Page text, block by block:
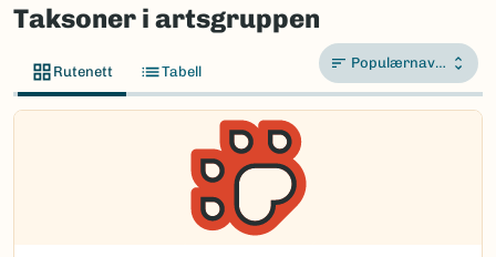
Taksoner i artsgruppen
Rutenett Tabell Populærnavn A-Å